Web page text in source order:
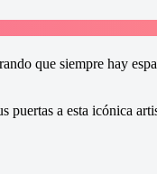
que siempre hay
puertas a esta icónica